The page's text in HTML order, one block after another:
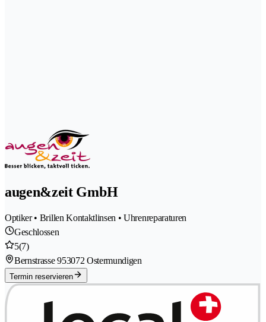
augen&zeit GmbH
Optiker • Brillen Kontaktlinsen • Uhrenreparaturen
Geschlossen
5(7)
Bernstrasse 953072 Ostermundigen
Termin reservieren